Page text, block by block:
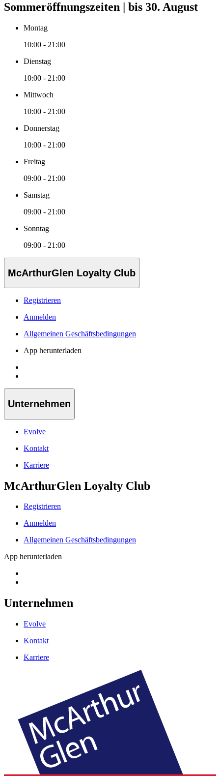
Sommeröffnungszeiten | bis 30. August
Montag
10:00 - 21:00
Dienstag
10:00 - 21:00
Mittwoch
10:00 - 21:00
Donnerstag
10:00 - 21:00
Freitag
09:00 - 21:00
Samstag
09:00 - 21:00
Sonntag
09:00 - 21:00
McArthurGlen Loyalty Club
Registrieren
Anmelden
Allgemeinen Geschäftsbedingungen
App herunterladen
Unternehmen
Evolve
Kontakt
Karriere
McArthurGlen Loyalty Club
Registrieren
Anmelden
Allgemeinen Geschäftsbedingungen
App herunterladen
Unternehmen
Evolve
Kontakt
Karriere